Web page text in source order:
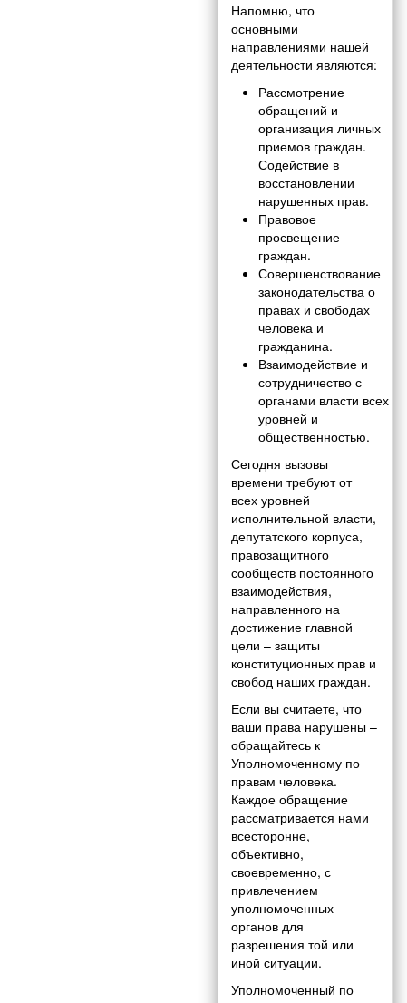
Напомню, что
основными
направлениями нашей
деятельности являются:
Рассмотрение
обращений и
организация личных
приемов граждан.
Содействие в
восстановлении
нарушенных прав.
Правовое
просвещение
граждан.
Совершенствование
законодательства о
правах и свободах
человека и
гражданина.
Взаимодействие и
сотрудничество с
органами власти всех
уровней и
общественностью.
Сегодня вызовы
времени требуют от
всех уровней
исполнительной власти,
депутатского корпуса,
правозащитного
сообществ постоянного
взаимодействия,
направленного на
достижение главной
цели – защиты
конституционных прав и
свобод наших граждан.
Если вы считаете, что
ваши права нарушены –
обращайтесь к
Уполномоченному по
правам человека.
Каждое обращение
рассматривается нами
всесторонне,
объективно,
своевременно, с
привлечением
уполномоченных
органов для
разрешения той или
иной ситуации.
Уполномоченный по